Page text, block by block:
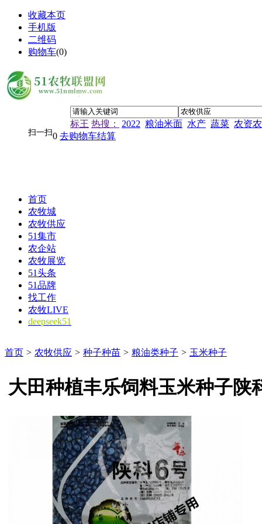
收藏本页
手机版
二维码
购物车(0)
标王 热搜： 2022 粮油米面 水产 蔬菜 农资
扫一扫0 去购物车结算
首页
农牧城
农牧供应
51集市
农企站
农牧展览
51头条
51品牌
找工作
农牧LIVE
deepseek51
首页 > 农牧供应 > 种子种苗 > 粮油类种子 > 玉米种子
大田种植丰乐饲料玉米种子陕